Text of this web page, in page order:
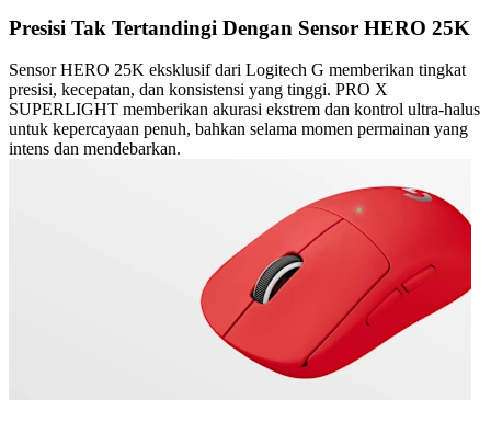
Presisi Tak Tertandingi Dengan Sensor HERO 25K
Sensor HERO 25K eksklusif dari Logitech G memberikan tingkat
presisi, kecepatan, dan konsistensi yang tinggi. PRO X
SUPERLIGHT memberikan akurasi ekstrem dan kontrol ultra-halus
untuk kepercayaan penuh, bahkan selama momen permainan yang
intens dan mendebarkan.